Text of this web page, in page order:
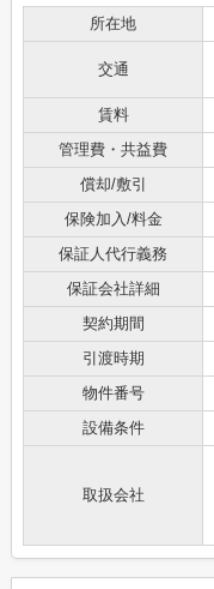
所在地
交通
賃料
管理費・共益費
償却/敷引
保険加入/料金
保証人代行義務
保証会社詳細
契約期間
引渡時期
物件番号
設備条件
取扱会社